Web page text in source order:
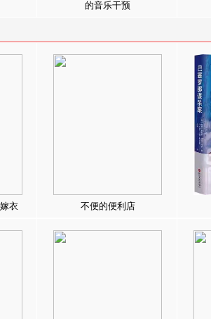
的音乐干预
衣 不便的便利店